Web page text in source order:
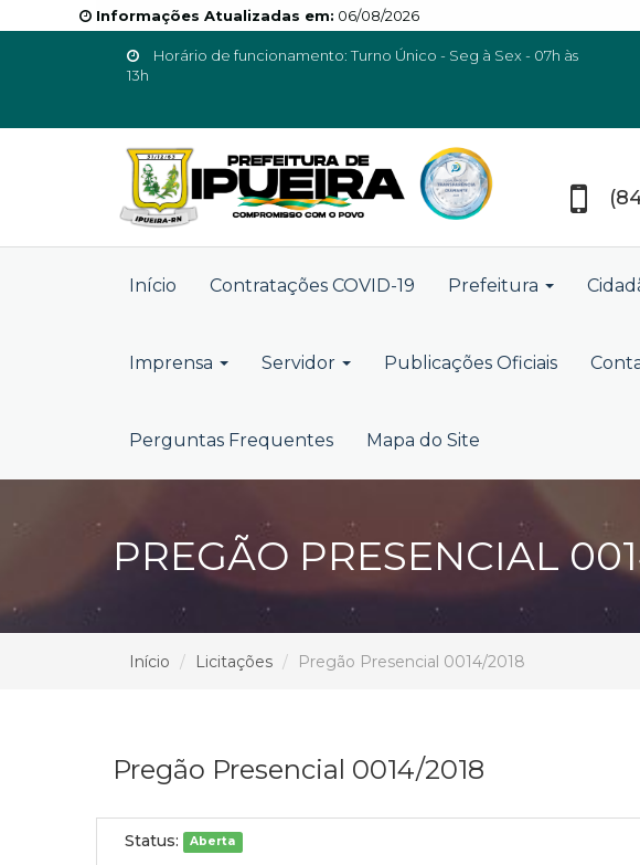
Informações Atualizadas em: 06/08/2026
Horário de funcionamento: Turno Único - Seg à Sex - 07h às
13h
Início Contratações COVID-19 Prefeitura
Imprensa Servidor Publicações Oficiais
Perguntas Frequentes Mapa do Site
PREGÃO PRESENCIAL
Início Licitações Pregão Presencial 0014/2018
Pregão Presencial 0014/2018
Status: Aberta